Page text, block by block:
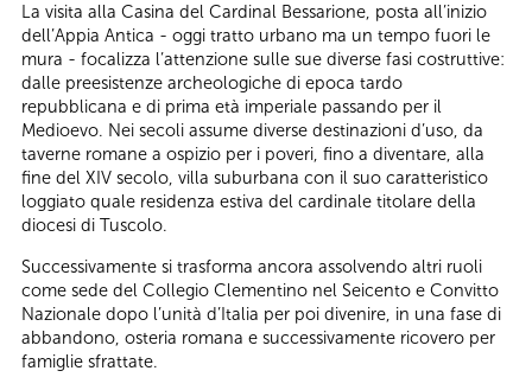
La visita alla Casina del Cardinal Bessarione, posta all’inizio
dell’Appia Antica - oggi tratto urbano ma un tempo fuori le
mura - focalizza l’attenzione sulle sue diverse fasi costruttive:
dalle preesistenze archeologiche di epoca tardo
repubblicana e di prima età imperiale passando per il
Medioevo. Nei secoli assume diverse destinazioni d’uso, da
taverne romane a ospizio per i poveri, fino a diventare, alla
fine del XIV secolo, villa suburbana con il suo caratteristico
loggiato quale residenza estiva del cardinale titolare della
diocesi di Tuscolo.
Successivamente si trasforma ancora assolvendo altri ruoli
come sede del Collegio Clementino nel Seicento e Convitto
Nazionale dopo l’unità d’Italia per poi divenire, in una fase di
abbandono, osteria romana e successivamente ricovero per
famiglie sfrattate.